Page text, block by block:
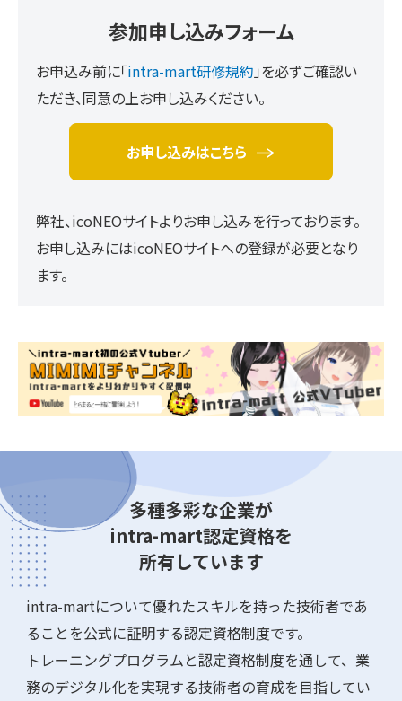
参加申し込みフォーム
お申込み前に「intra-mart研修規約 」を必ずご確認い
ただき、同意の上お申し込みください。
お申し込みはこちら
弊社、icoNEOサイトよりお申し込みを行っております。
お申し込みにはicoNEOサイトへの登録が必要となり
ます。
多種多彩な企業が
intra-mart認定資格を
所有しています
intra-martについて優れたスキルを持った技術者であ
ることを公式に証明する認定資格制度です。
トレーニングプログラムと認定資格制度を通して、業
務のデジタル化を実現する技術者の育成を目指してい